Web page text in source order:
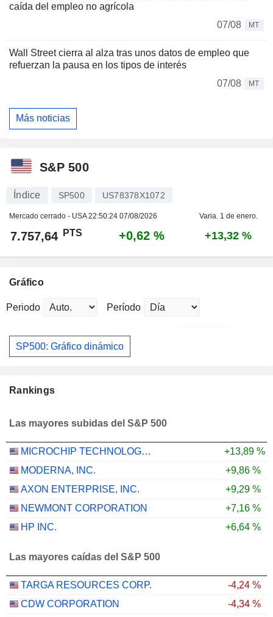
caída del empleo no agrícola
07/08
MT
Wall Street cierra al alza tras unos datos de empleo que
refuerzan la pausa en los tipos de interés
07/08
MT
Más noticias
S&P 500
Índice SP500 US78378X1072
Mercado cerrado - USA22:50:24 07/08/2026 Varia. 1 de enero.
7.757,64 PTS +0,62 % +13,32 %
Gráfico
Periodo Período
SP500: Gráfico dinámico
Rankings
Las mayores subidas del S&P 500
MICROCHIP TECHNOLOGY INCORPORATED
+13,89 %
MODERNA, INC.
+9,86 %
AXON ENTERPRISE, INC.
+9,29 %
NEWMONT CORPORATION
+7,16 %
HP INC.
+6,64 %
Las mayores caídas del S&P 500
TARGA RESOURCES CORP.
-4,24 %
CDW CORPORATION
-4,34 %